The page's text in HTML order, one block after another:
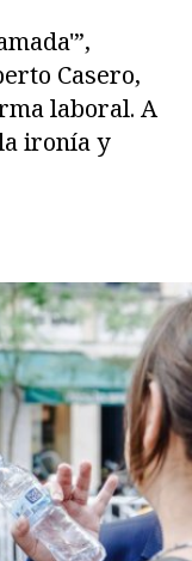
Casero,
laboral. A
ironía y